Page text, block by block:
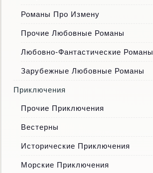
Романы Про Измену
Прочие Любовные Романы
Любовно-Фантастические Романы
Зарубежные Любовные Романы
Приключения
Прочие Приключения
Вестерны
Исторические Приключения
Морские Приключения